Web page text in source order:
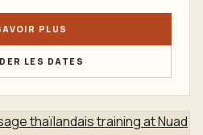
PLUS
LES DATES